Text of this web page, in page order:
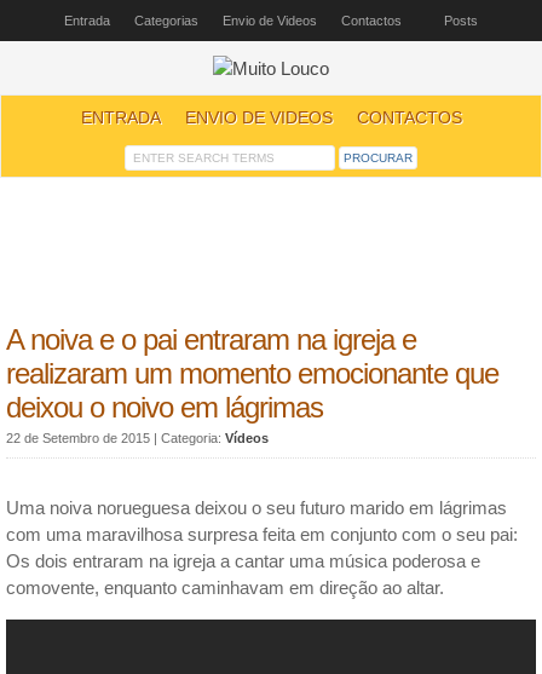
Entrada Categorias Envio de Videos Contactos Posts
ENTRADA ENVIO DE VIDEOS CONTACTOS
A noiva e o pai entraram na igreja e
realizaram um momento emocionante que
deixou o noivo em lágrimas
22 de Setembro de 2015 | Categoria: Vídeos
Uma noiva norueguesa deixou o seu futuro marido em lágrimas
com uma maravilhosa surpresa feita em conjunto com o seu pai:
Os dois entraram na igreja a cantar uma música poderosa e
comovente, enquanto caminhavam em direção ao altar.